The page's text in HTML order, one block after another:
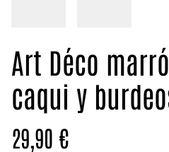
Art Déco
caqui y
29,90 €